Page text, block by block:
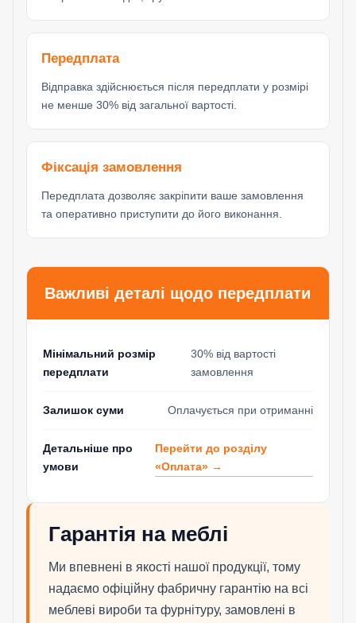
Передплата
Відправка здійснюється після передплати у розмірі
не менше 30% від загальної вартості.
Фіксація замовлення
Передплата дозволяє закріпити ваше замовлення
та оперативно приступити до його виконання.
Важливі деталі щодо передплати
Мінімальний розмір
передплати
30% від вартості
замовлення
Залишок суми Оплачується при отриманні
Детальніше про
умови
Перейти до розділу
«Оплата» →
Гарантія на меблі
Ми впевнені в якості нашої продукції, тому
надаємо офіційну фабричну гарантію на всі
меблеві вироби та фурнітуру, замовлені в